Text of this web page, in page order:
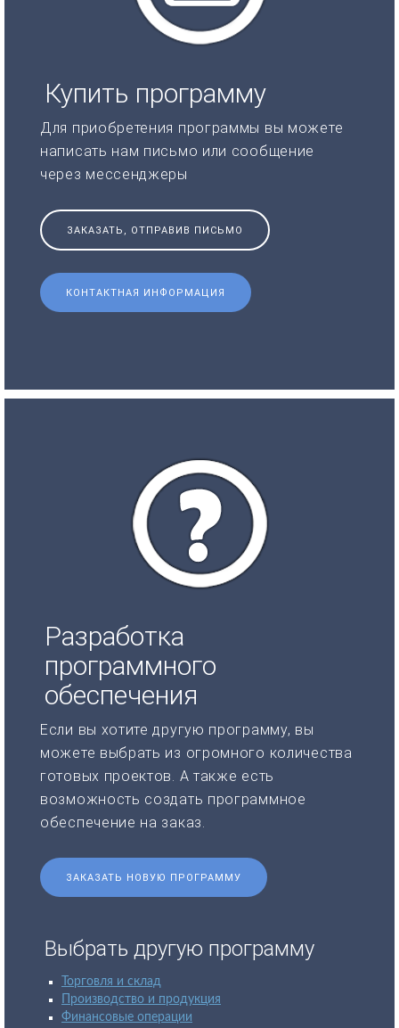
Купить программу
Для приобретения программы вы можете
написать нам письмо или сообщение
через мессенджеры
ЗАКАЗАТЬ, ОТПРАВИВ ПИСЬМО
КОНТАКТНАЯ ИНФОРМАЦИЯ
Разработка
программного
обеспечения
Если вы хотите другую программу, вы
можете выбрать из огромного количества
готовых проектов. А также есть
возможность создать программное
обеспечение на заказ.
ЗАКАЗАТЬ НОВУЮ ПРОГРАММУ
Выбрать другую программу
Торговля и склад
Производство и продукция
Финансовые операции